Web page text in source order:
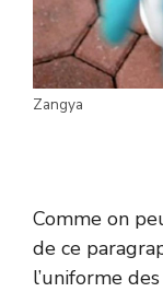
Zangya
Comme on
de ce
l’uniforme